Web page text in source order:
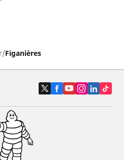
Figanières